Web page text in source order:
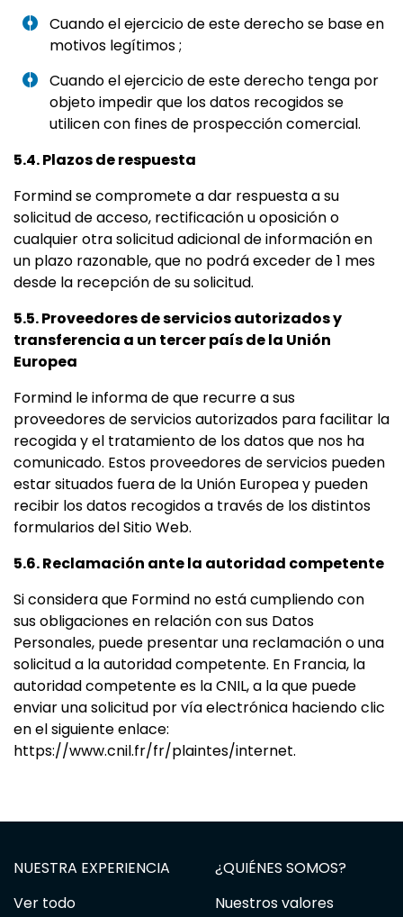
Cuando el ejercicio de este derecho se base en
motivos legítimos ;
Cuando el ejercicio de este derecho tenga por
objeto impedir que los datos recogidos se
utilicen con fines de prospección comercial.
5.4. Plazos de respuesta
Formind se compromete a dar respuesta a su
solicitud de acceso, rectificación u oposición o
cualquier otra solicitud adicional de información en
un plazo razonable, que no podrá exceder de 1 mes
desde la recepción de su solicitud.
5.5. Proveedores de servicios autorizados y
transferencia a un tercer país de la Unión
Europea
Formind le informa de que recurre a sus
proveedores de servicios autorizados para facilitar la
recogida y el tratamiento de los datos que nos ha
comunicado. Estos proveedores de servicios pueden
estar situados fuera de la Unión Europea y pueden
recibir los datos recogidos a través de los distintos
formularios del Sitio Web.
5.6. Reclamación ante la autoridad competente
Si considera que Formind no está cumpliendo con
sus obligaciones en relación con sus Datos
Personales, puede presentar una reclamación o una
solicitud a la autoridad competente. En Francia, la
autoridad competente es la CNIL, a la que puede
enviar una solicitud por vía electrónica haciendo clic
en el siguiente enlace:
https://www.cnil.fr/fr/plaintes/internet.
NUESTRA EXPERIENCIA
Ver todo
¿QUIÉNES SOMOS?
Nuestros valores